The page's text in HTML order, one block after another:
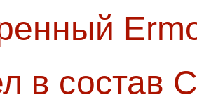
в состав